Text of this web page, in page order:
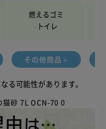
燃えるゴミ
·トイレ
その他商品 »
る可能性があります。